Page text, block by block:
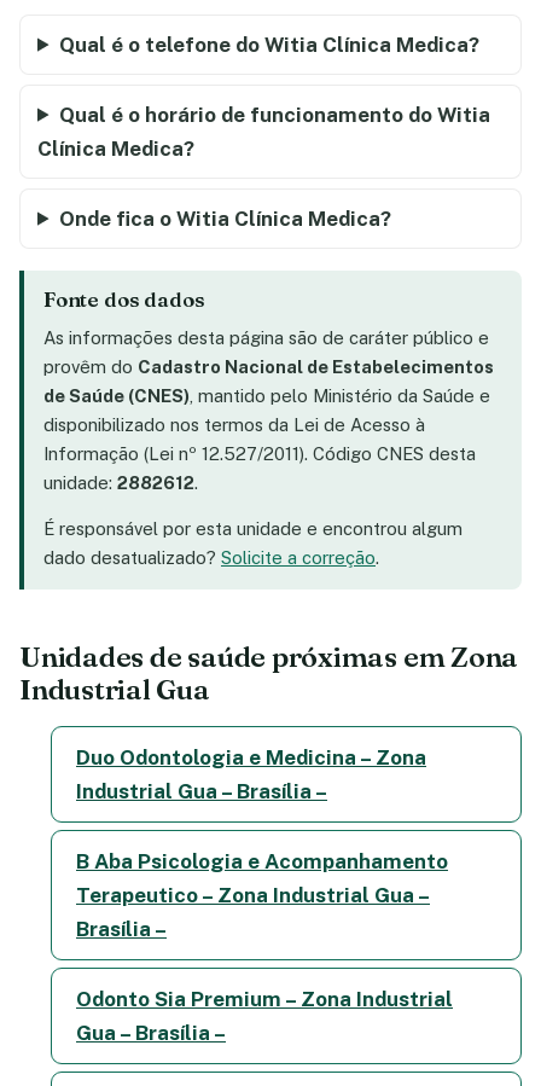
Qual é o telefone do Witia Clínica Medica?
Qual é o horário de funcionamento do Witia
Clínica Medica?
Onde fica o Witia Clínica Medica?
Fonte dos dados
As informações desta página são de caráter público e
provêm do Cadastro Nacional de Estabelecimentos
de Saúde (CNES) , mantido pelo Ministério da Saúde e
disponibilizado nos termos da Lei de Acesso à
Informação (Lei nº 12.527/2011). Código CNES desta
unidade: 2882612.
É responsável por esta unidade e encontrou algum
dado desatualizado? Solicite a correção.
Unidades de saúde próximas em Zona
Industrial Gua
Duo Odontologia e Medicina – Zona
Industrial Gua – Brasília –
B Aba Psicologia e Acompanhamento
Terapeutico – Zona Industrial Gua –
Brasília –
Odonto Sia Premium – Zona Industrial
Gua – Brasília –